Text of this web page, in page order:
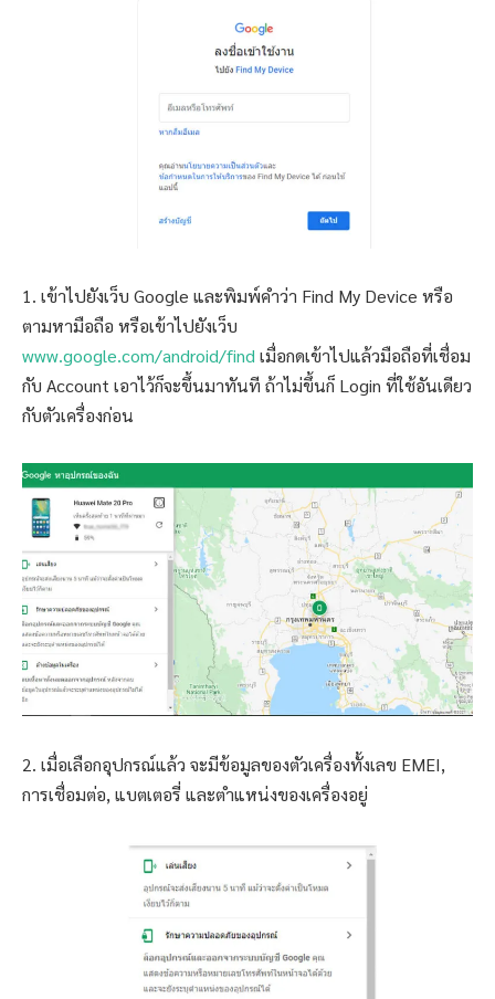
1. เข้าไปยังเว็บ Google และพิมพ์คำว่า Find My Device หรือ
ตามหามือถือ หรือเข้าไปยังเว็บ
www.google.com/android/find เมื่อกดเข้าไปแล้วมือถือที่เชื่อม
กับ Account เอาไว้ก็จะขึ้นมาทันที ถ้าไม่ขึ้นก็ Login ที่ใช้อันเดียว
กับตัวเครื่องก่อน
2. เมื่อเลือกอุปกรณ์แล้ว จะมีข้อมูลของตัวเครื่องทั้งเลข EMEI,
การเชื่อมต่อ, แบตเตอรี่ และตำแหน่งของเครื่องอยู่